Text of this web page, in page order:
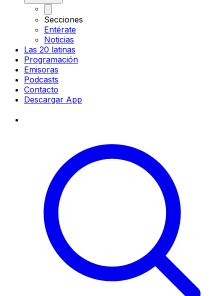
Secciones
Entérate
Noticias
Las 20 latinas
Programación
Emisoras
Podcasts
Contacto
Descargar App